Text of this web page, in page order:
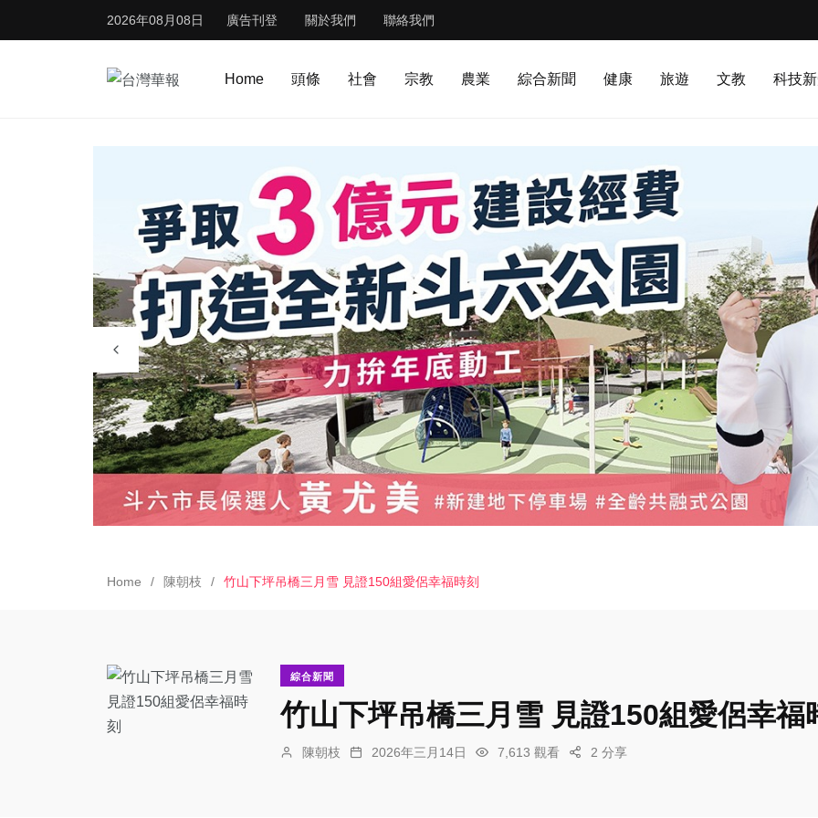
2026年08月08日 廣告刊登 關於我們 聯絡我們
Home 頭條 社會 宗教 農業 綜合新聞 健康 旅遊 文教 科技
Home 陳朝枝 竹山下坪吊橋三月雪 見證150組愛侶幸福時刻
綜合新聞
竹山下坪吊橋三月雪 見證150組愛侶幸福
陳朝枝 2026年三月14日 7,613 觀看 2 分享